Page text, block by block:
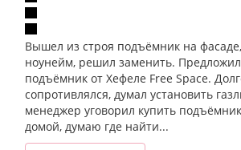
Вышел из строя подъёмник на
ноунейм, решил заменить.
подъёмник от Хефеле Free Space.
сопротивлялся, думал установить
менеджер уговорил купить
домой, думаю где найти...